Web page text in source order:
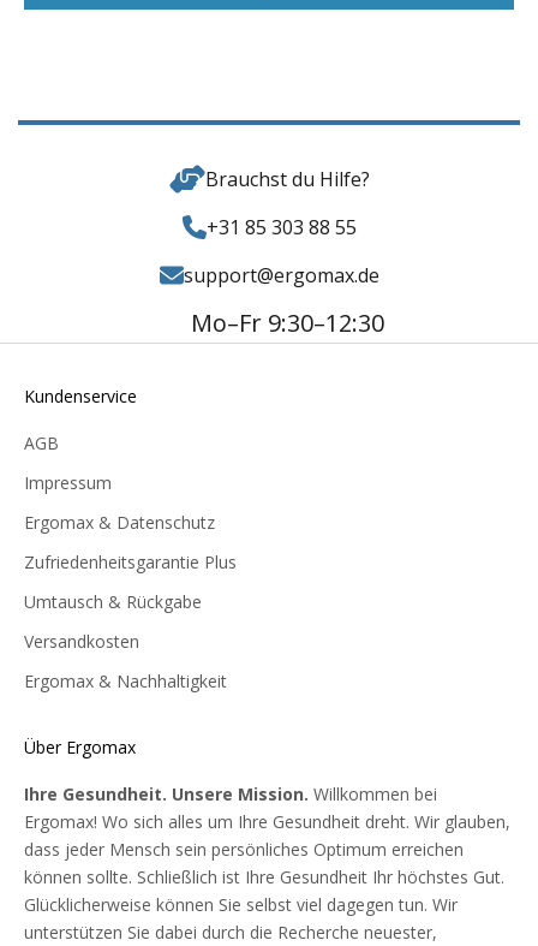
Brauchst du Hilfe?
+31 85 303 88 55
support@ergomax.de
Mo–Fr 9:30–12:30
Kundenservice
AGB
Impressum
Ergomax & Datenschutz
Zufriedenheitsgarantie Plus
Umtausch & Rückgabe
Versandkosten
Ergomax & Nachhaltigkeit
Über Ergomax
Ihre Gesundheit. Unsere Mission. Willkommen bei
Ergomax! Wo sich alles um Ihre Gesundheit dreht. Wir glauben,
dass jeder Mensch sein persönliches Optimum erreichen
können sollte. Schließlich ist Ihre Gesundheit Ihr höchstes Gut.
Glücklicherweise können Sie selbst viel dagegen tun. Wir
unterstützen Sie dabei durch die Recherche neuester,